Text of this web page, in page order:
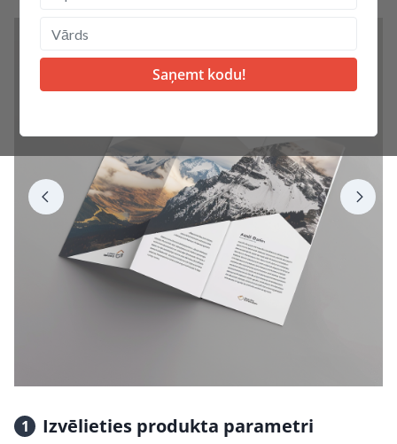
1 Izvēlieties produkta parametri